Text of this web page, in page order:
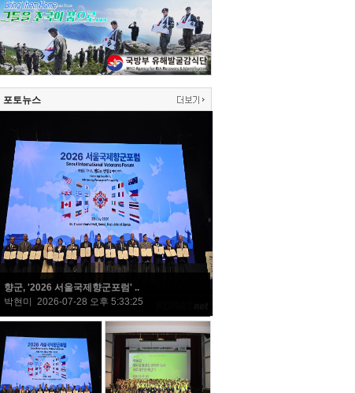
포토뉴스
향군, '2026 서울국제향군포럼' ..
박현미 2026-07-28 오후 5:33:25